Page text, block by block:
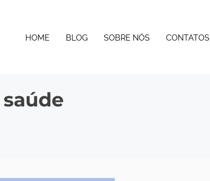
HOME BLOG SOBRE NÓS CONTATOS